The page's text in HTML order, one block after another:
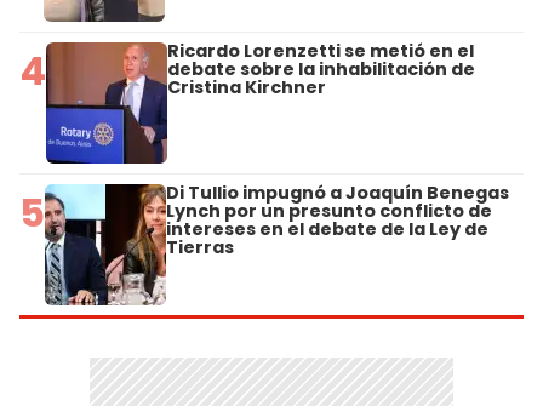
4 Ricardo Lorenzetti se metió en el
debate sobre la inhabilitación de
Cristina Kirchner
5 Di Tullio impugnó a Joaquín Benegas
Lynch por un presunto conflicto de
intereses en el debate de la Ley de
Tierras